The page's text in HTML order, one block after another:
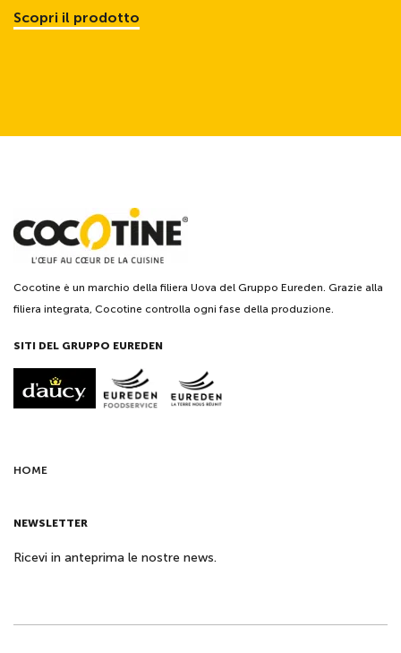
Scopri il prodotto
Cocotine è un marchio della filiera Uova del Gruppo Eureden. Grazie alla
filiera integrata, Cocotine controlla ogni fase della produzione.
SITI DEL GRUPPO EUREDEN
HOME
NEWSLETTER
Ricevi in anteprima le nostre news.